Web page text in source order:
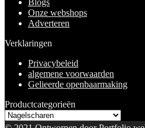
Blogs
Onze webshops
Adverteren
Verklaringen
Privacybeleid
algemene voorwaarden
Gelieerde openbaarmaking
Productcategorieën